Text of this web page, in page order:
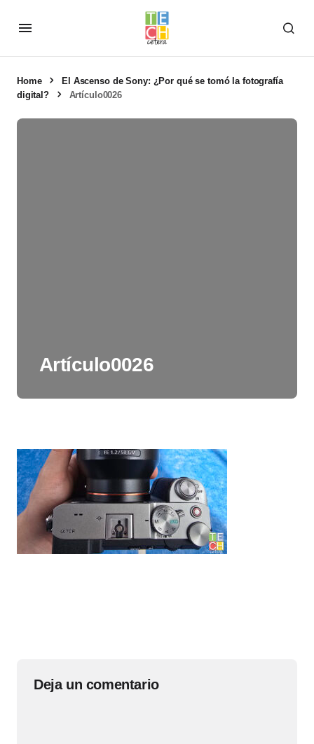
Home
El Ascenso de Sony: ¿Por qué se tomó la fotografía
digital?
Artículo0026
Artículo0026
Deja un comentario